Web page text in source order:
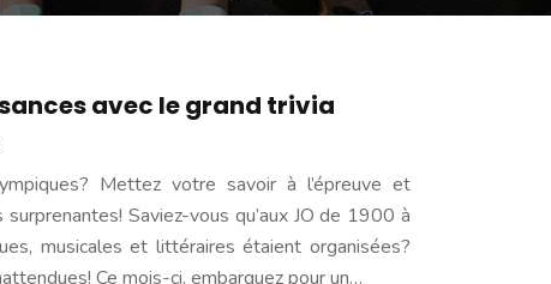
avec le grand trivia
Mettez votre savoir à l’épreuve et
Saviez-vous qu’aux JO de 1900 à
musicales et littéraires étaient organisées?
Ce mois-ci, embarquez pour un…